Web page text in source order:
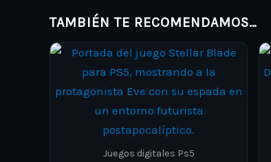
TAMBIÉN TE RECOMENDAMOS…
Juegos digitales Ps5
Price
ARS 48.000,00
through
This
product
has
multiple
variants.
The